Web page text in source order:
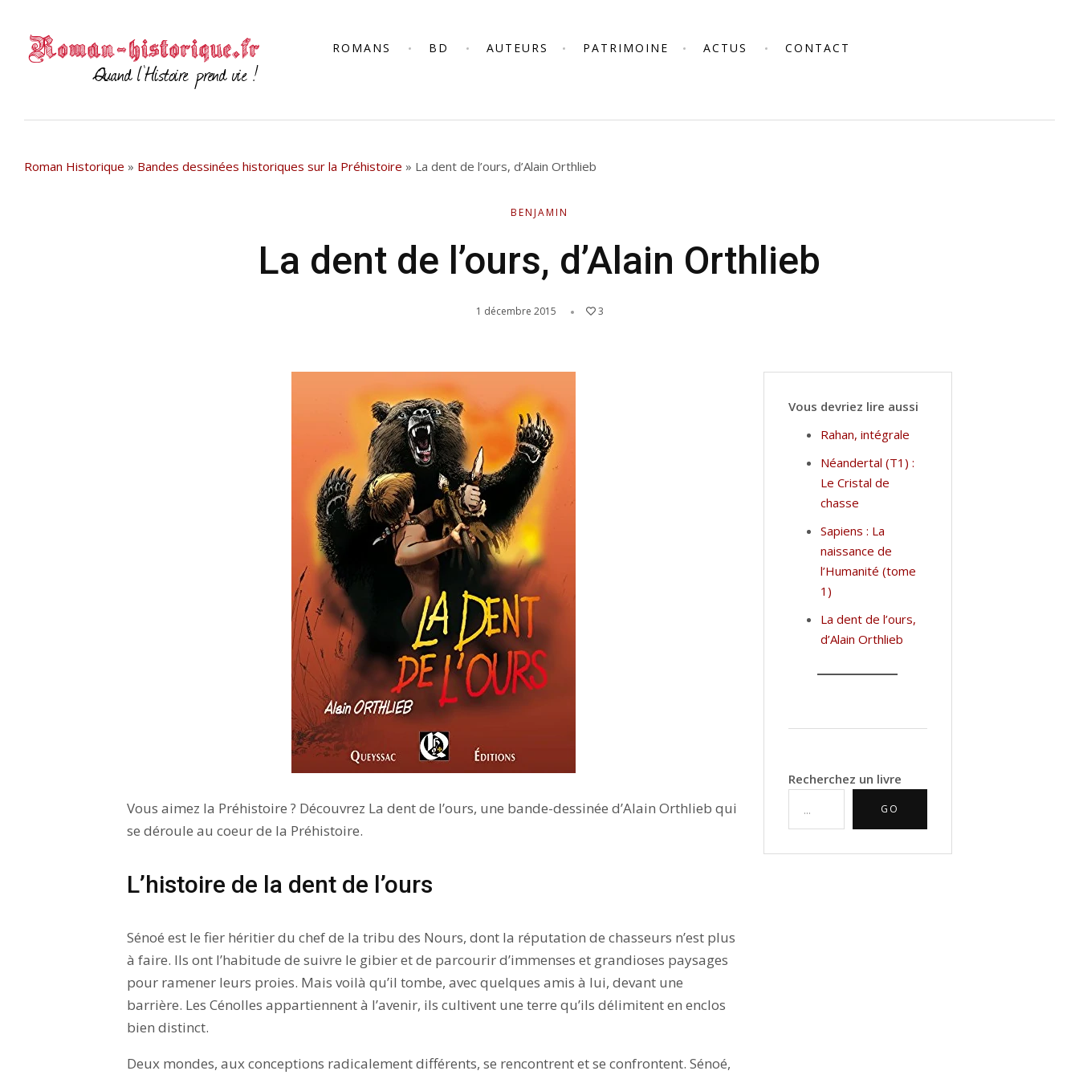
ROMANS BD AUTEURS PATRIMOINE ACTUS CONTACT
Roman Historique » Bandes dessinées historiques sur la Préhistoire » La dent de l’ours, d’Alain Orthlieb
BENJAMIN
La dent de l’ours, d’Alain Orthlieb
1 décembre 2015 3
Vous aimez la Préhistoire ? Découvrez La dent de l’ours, une bande-dessinée d’Alain Orthlieb qui
se déroule au coeur de la Préhistoire.
L’histoire de la dent de l’ours
Sénoé est le fier héritier du chef de la tribu des Nours, dont la réputation de chasseurs n’est plus
à faire. Ils ont l’habitude de suivre le gibier et de parcourir d’immenses et grandioses paysages
pour ramener leurs proies. Mais voilà qu’il tombe, avec quelques amis à lui, devant une
barrière. Les Cénolles appartiennent à l’avenir, ils cultivent une terre qu’ils délimitent en enclos
bien distinct.
Deux mondes, aux conceptions radicalement différents, se rencontrent et se confrontent. Sénoé,
Vous devriez lire aussi
Rahan, intégrale
Néandertal (T1) :
Le Cristal de
chasse
Sapiens : La
naissance de
l’Humanité (tome
1)
La dent de l’ours,
d’Alain Orthlieb
Recherchez un livre
GO